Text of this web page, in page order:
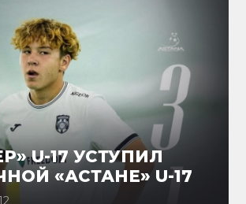
U-17 УСТУПИЛ
«АСТАНЕ» U-17